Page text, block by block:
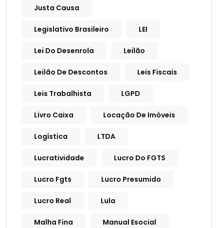
Justa Causa
Legislativo Brasileiro LEI
Lei Do Desenrola Leilão
Leilão De Descontos Leis Fiscais
Leis Trabalhista LGPD
Livro Caixa Locação De Imóveis
Logística LTDA
Lucratividade Lucro Do FGTS
Lucro Fgts Lucro Presumido
Lucro Real Lula
Malha Fina Manual Esocial